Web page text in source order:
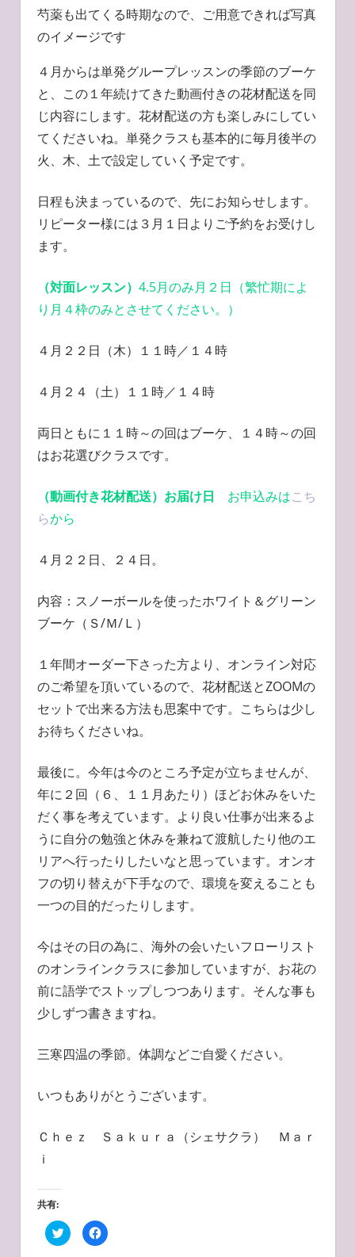
芍薬も出てくる時期なので、ご用意できれば写真
のイメージです
４月からは単発グループレッスンの季節のブーケ
と、この１年続けてきた動画付きの花材配送を同
じ内容にします。花材配送の方も楽しみにしてい
てくださいね。単発クラスも基本的に毎月後半の
火、木、土で設定していく予定です。
日程も決まっているので、先にお知らせします。
リピーター様には３月１日よりご予約をお受けし
ます。
（対面レッスン） 4.5月のみ月２日（繁忙期によ
り月４枠のみとさせてください。）
４月２２日（木）１１時／１４時
４月２４（土）１１時／１４時
両日ともに１１時～の回はブーケ、１４時～の回
はお花選びクラスです。
（動画付き花材配送）お届け日 お申込みはこち
らから
４月２２日、２４日。
内容：スノーボールを使ったホワイト＆グリーン
ブーケ（Ｓ/Ｍ/Ｌ）
１年間オーダー下さった方より、オンライン対応
のご希望を頂いているので、花材配送とZOOMの
セットで出来る方法も思案中です。こちらは少し
お待ちくださいね。
最後に。今年は今のところ予定が立ちませんが、
年に２回（６、１１月あたり）ほどお休みをいた
だく事を考えています。より良い仕事が出来るよ
うに自分の勉強と休みを兼ねて渡航したり他のエ
リアへ行ったりしたいなと思っています。オンオ
フの切り替えが下手なので、環境を変えることも
一つの目的だったりします。
今はその日の為に、海外の会いたいフローリスト
のオンラインクラスに参加していますが、お花の
前に語学でストップしつつあります。そんな事も
少しずつ書きますね。
三寒四温の季節。体調などご自愛ください。
いつもありがとうございます。
Ｃｈｅｚ Ｓａｋｕｒａ（シェサクラ） Ｍａｒ
ｉ
共有:
ク
リ
F
a